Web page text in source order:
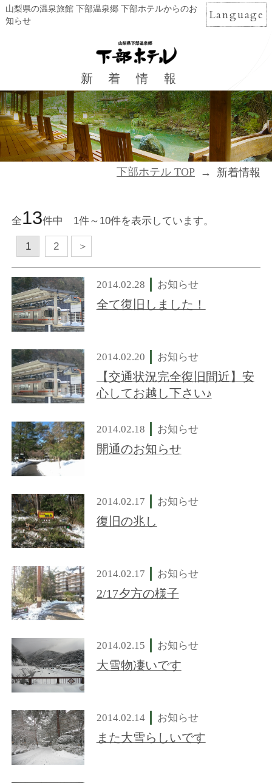
山梨県の温泉旅館 下部温泉郷 下部ホテルからのお
知らせ
Language
新着情報
新着情報
下部ホテル TOP
全13件中 1件～10件を表示しています。
1 2
2014.02.28 お知らせ
全て復旧しました！
2014.02.20 お知らせ
【交通状況完全復旧間近】安
心してお越し下さい♪
2014.02.18 お知らせ
開通のお知らせ
2014.02.17 お知らせ
復旧の兆し
2014.02.17 お知らせ
2/17夕方の様子
2014.02.15 お知らせ
大雪物凄いです
2014.02.14 お知らせ
また大雪らしいです